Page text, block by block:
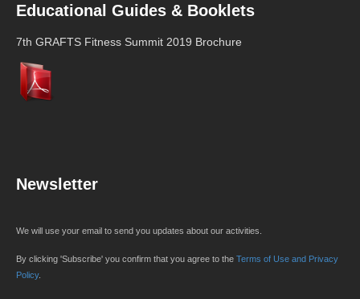
Educational Guides & Booklets
7th GRAFTS Fitness Summit 2019 Brochure
Newsletter
We will use your email to send you updates about our activities.
By clicking 'Subscribe' you confirm that you agree to the Terms of Use and Privacy
Policy.